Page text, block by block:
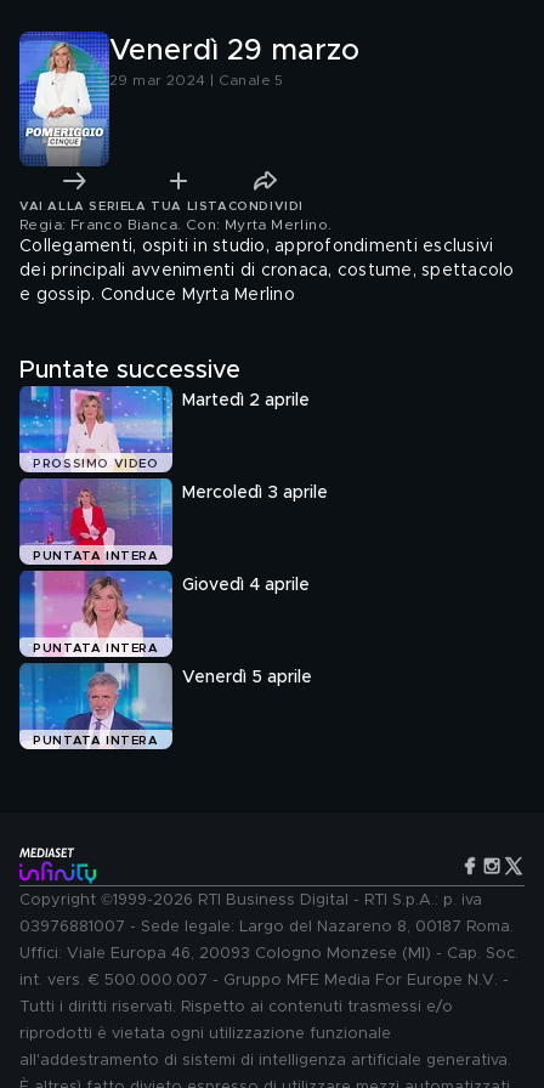
Venerdì 29 marzo
29 mar 2024 | Canale 5
VAI ALLA SERIE LA TUA LISTA CONDIVIDI
Regia: Franco Bianca. Con: Myrta Merlino
Collegamenti, ospiti in studio, approfondimenti esclusivi
dei principali avvenimenti di cronaca, costume, spettacolo
e gossip. Conduce Myrta Merlino
Puntate successive
PROSSIMO VIDEO
Martedì 2 aprile
PUNTATA INTERA
Mercoledì 3 aprile
PUNTATA INTERA
Giovedì 4 aprile
PUNTATA INTERA
Venerdì 5 aprile
Copyright ©1999-2026 RTI Business Digital - RTI S.p.A.: p. iva
03976881007 - Sede legale: Largo del Nazareno 8, 00187 Roma.
Uffici: Viale Europa 46, 20093 Cologno Monzese (MI) - Cap. Soc.
int. vers. € 500.000.007 - Gruppo MFE Media For Europe N.V. -
Tutti i diritti riservati. Rispetto ai contenuti trasmessi e/o
riprodotti è vietata ogni utilizzazione funzionale
all'addestramento di sistemi di intelligenza artificiale generativa.